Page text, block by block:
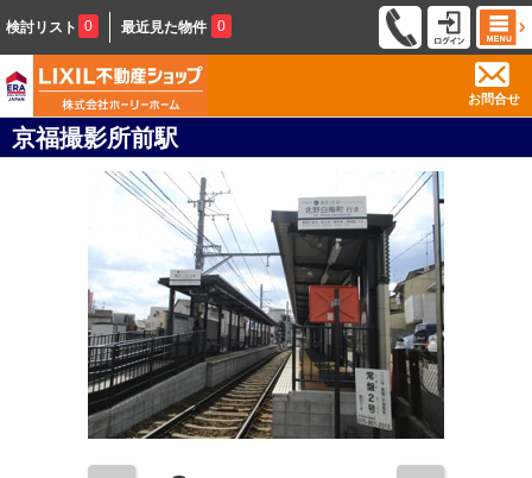
検討リスト 0 最近見た物件 0
お問合せ
京福撮影所前駅